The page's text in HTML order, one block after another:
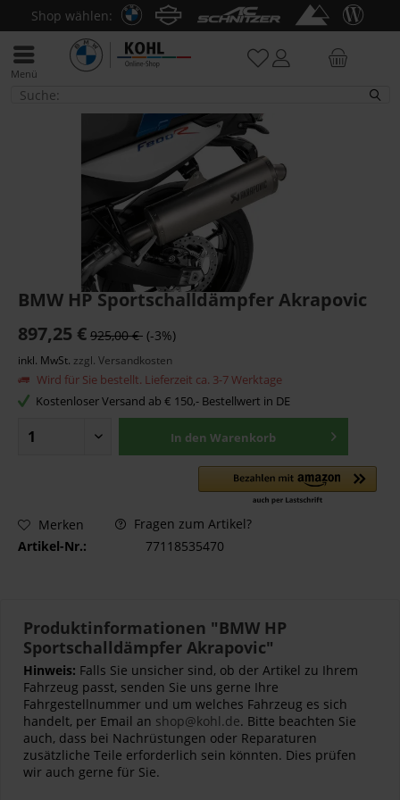
Shop wählen:
Menü
Fahrzeugausstattung
BMW HP Sportschalldämpfer Akrapovic
897,25 € 925,00 € (-3%)
inkl. MwSt. zzgl. Versandkosten
Wird für Sie bestellt. Lieferzeit ca. 3-7 Werktage
Kostenloser Versand ab € 150,- Bestellwert in DE
In den Warenkorb
Merken
Fragen zum Artikel?
Artikel-Nr.:
77118535470
Produktinformationen "BMW HP
Sportschalldämpfer Akrapovic"
Hinweis: Falls Sie unsicher sind, ob der Artikel zu Ihrem
Fahrzeug passt, senden Sie uns gerne Ihre
Fahrgestellnummer und um welches Fahrzeug es sich
handelt, per Email an shop@kohl.de. Bitte beachten Sie
auch, dass bei Nachrüstungen oder Reparaturen
zusätzliche Teile erforderlich sein könnten. Dies prüfen
wir auch gerne für Sie.